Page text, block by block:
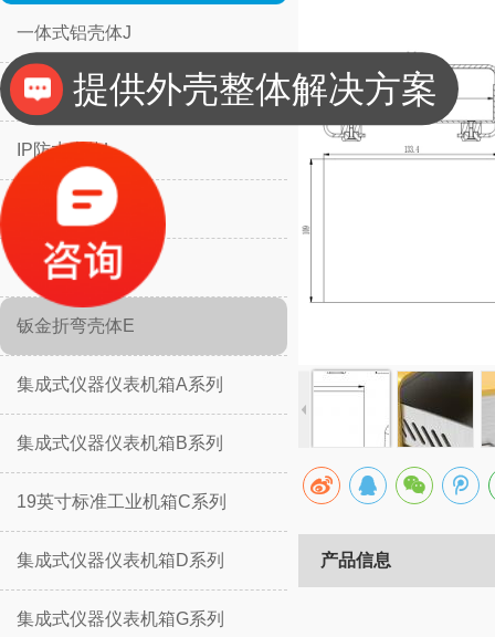
一体式铝壳体J
分体式铝壳体H
IP防水壳体L
IP防水壳体M
挡板防护壳体K
钣金折弯壳体E
集成式仪器仪表机箱A系列
集成式仪器仪表机箱B系列
19英寸标准工业机箱C系列
集成式仪器仪表机箱D系列
集成式仪器仪表机箱G系列
产品信息
提供外壳整体解决方案